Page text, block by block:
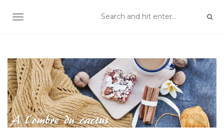
TOGGLE NAVIGATION